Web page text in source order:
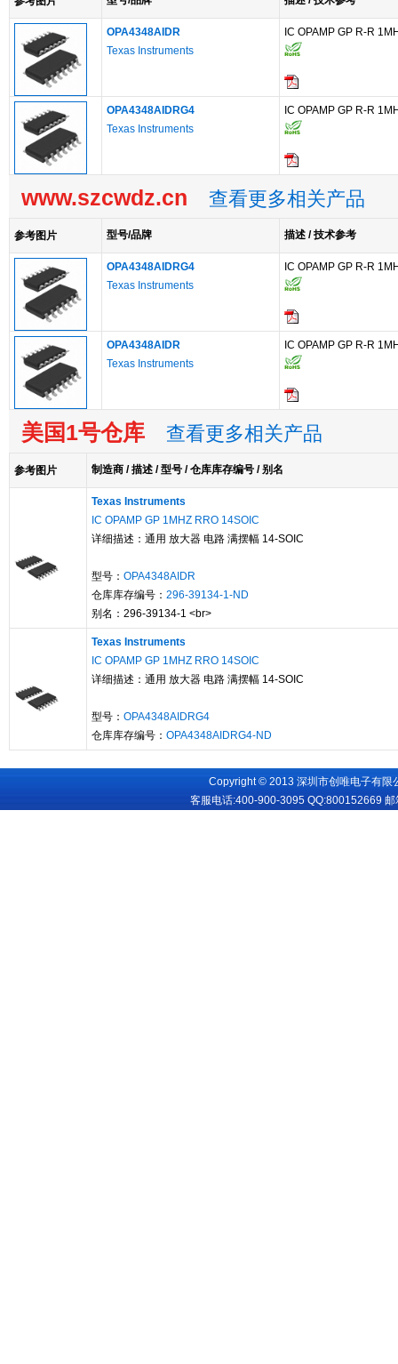
OPA4348AIDR
Texas Instruments
IC OPAMP GP R-R
OPA4348AIDRG4
Texas Instruments
IC OPAMP GP R-R
www.szcwdz.cn 查看更多相关产品
参考图片 型号/品牌 描述 / 技术参考
OPA4348AIDRG4
Texas Instruments
IC OPAMP GP R-R
OPA4348AIDR
Texas Instruments
IC OPAMP GP R-R
美国1号仓库 查看更多相关产品
参考图片 制造商 / 描述 / 型号 / 仓库库存编号 / 别名
Texas Instruments
IC OPAMP GP 1MHZ RRO 14SOIC
详细描述：通用 放大器 电路 满摆幅 14-SOIC
型号： OPA4348AIDR
仓库库存编号： 296-39134-1-ND
别名：296-39134-1 <br>
Texas Instruments
IC OPAMP GP 1MHZ RRO 14SOIC
详细描述：通用 放大器 电路 满摆幅 14-SOIC
型号： OPA4348AIDRG4
仓库库存编号： OPA4348AIDRG4-ND
Copyright © 2013 深圳市创唯电子有限
客服电话:400-900-3095 QQ:800152669 邮